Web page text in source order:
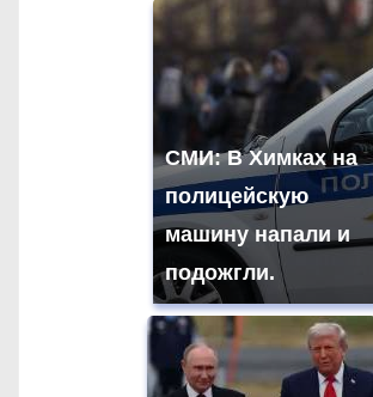
СМИ: В Химках на
полицейскую
машину напали и
подожгли.